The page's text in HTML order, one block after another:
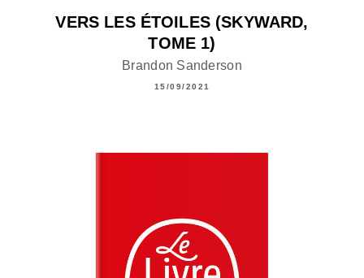
VERS LES ÉTOILES (SKYWARD,
TOME 1)
Brandon Sanderson
15/09/2021